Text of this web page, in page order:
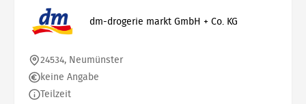
dm-drogerie markt GmbH + Co. KG
24534, Neumünster
keine Angabe
Teilzeit